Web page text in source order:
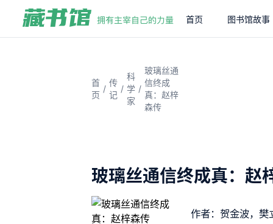
首页 图书馆故事
首
页
/
传
记
/
科
学
家
/
玻璃丝通
信终成
真：赵梓
森传
玻璃丝通信终成真：赵
作者：贺金波，樊